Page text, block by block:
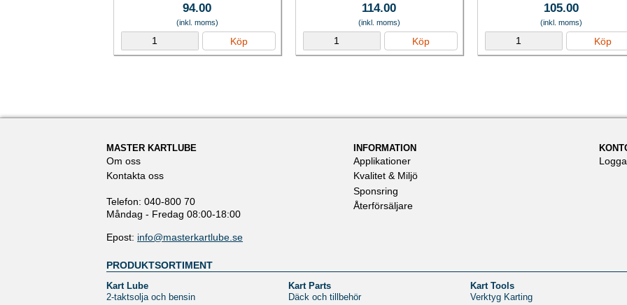
94.00
(inkl. moms)
Köp
114.00
(inkl. moms)
Köp
105.00
(inkl. moms)
Köp
MASTER KARTLUBE
Om oss
Kontakta oss
Telefon: 040-800 70
Måndag - Fredag 08:00-18:00
Epost: info@masterkartlube.se
INFORMATION
Applikationer
Kvalitet & Miljö
Sponsring
Återförsäljare
PRODUKTSORTIMENT
Kart Lube
2-taktsolja och bensin
Kart Parts
Däck och tillbehör
Kart Tools
Verktyg Karting